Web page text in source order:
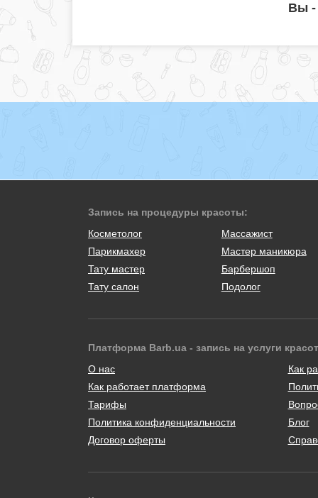
Вы -
Запись на процедуры красоты:
Косметолог
Массажист
Парикмахер
Мастер маникюра
Тату мастер
Барбершоп
Тату салон
Подолог
Платформа Barb.ua - запись на услуги
О нас
Как работает платформа
Тарифы
Политика конфиденциальности
Договор оферты
Как
Блог